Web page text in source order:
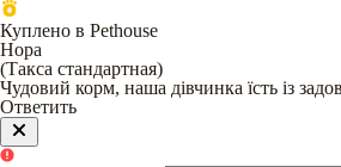
Куплено в Pethouse
Нора
(Такса стандартная)
Чудовий корм, наша дівчинка їсть із
Ответить